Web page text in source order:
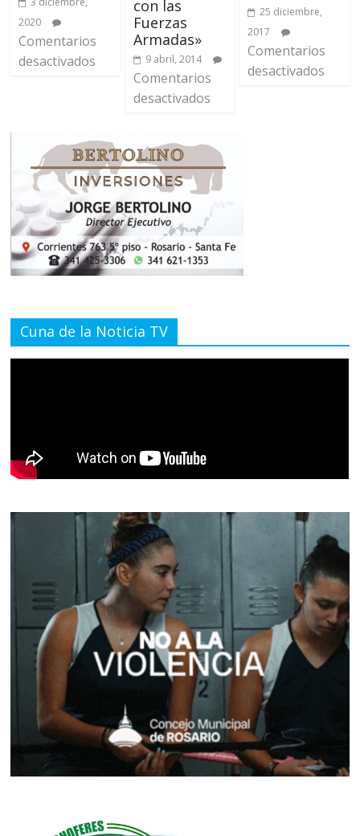
2020
Comentarios
desactivados
con las
Fuerzas
Armadas»
9 abril, 2014
Comentarios
desactivados
25 diciembre,
2017
Comentarios
desactivados
Cuna de la Noticia TV